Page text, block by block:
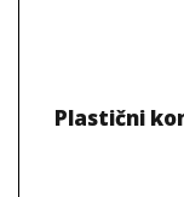
Plastični